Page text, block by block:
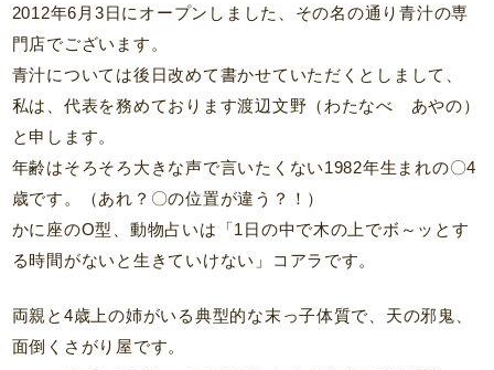
2012年6月3日にオープンしました、その名の通り青汁の専
門店でございます。
青汁については後日改めて書かせていただくとしまして、
私は、代表を務めております渡辺文野（わたなべ あやの）
と申します。
年齢はそろそろ大きな声で言いたくない1982年生まれの〇4
歳です。（あれ？〇の位置が違う？！）
かに座のO型、動物占いは「1日の中で木の上でボ～ッとす
る時間がないと生きていけない」コアラです。
両親と4歳上の姉がいる典型的な末っ子体質で、天の邪鬼、
面倒くさがり屋です。